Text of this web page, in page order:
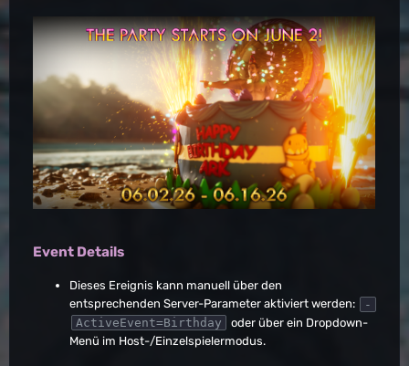
Event Details
Dieses Ereignis kann manuell über den
entsprechenden Server-Parameter aktiviert werden:
-
ActiveEvent=Birthday
oder über ein Dropdown-
Menü im Host-/Einzelspielermodus.